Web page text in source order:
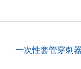
一次性套管穿刺